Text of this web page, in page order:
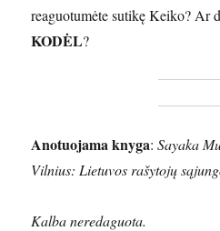
reaguotumėte sutikę Keiko? Ar
KODĖL?
Anotuojama knyga:Sayaka
Vilnius: Lietuvos rašytojų
Kalba neredaguota.